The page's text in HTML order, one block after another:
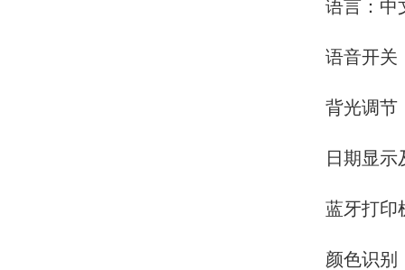
语言：中
语音开关
背光调节
日期显示
蓝牙打印
颜色识别